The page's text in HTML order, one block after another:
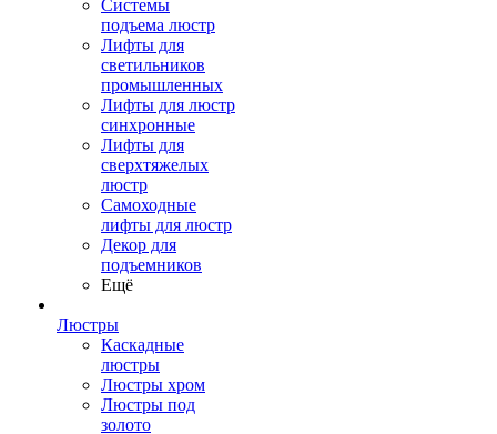
Системы
подъема люстр
Лифты для
светильников
промышленных
Лифты для люстр
синхронные
Лифты для
сверхтяжелых
люстр
Самоходные
лифты для люстр
Декор для
подъемников
Ещё
Люстры
Каскадные
люстры
Люстры хром
Люстры под
золото